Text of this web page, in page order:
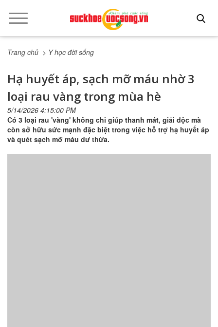
Trang chủ > Y học đời sống
Hạ huyết áp, sạch mỡ máu nhờ 3
loại rau vàng trong mùa hè
5/14/2026 4:15:00 PM
Có 3 loại rau 'vàng' không chỉ giúp thanh mát, giải độc mà
còn sở hữu sức mạnh đặc biệt trong việc hỗ trợ hạ huyết áp
và quét sạch mỡ máu dư thừa.